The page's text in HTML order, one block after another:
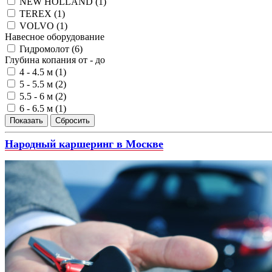
TEREX (1)
VOLVO (1)
Навесное оборудование
Гидромолот (6)
Глубина копания от - до
4 - 4.5 м (1)
5 - 5.5 м (2)
5.5 - 6 м (2)
6 - 6.5 м (1)
Народный каршеринг в Москве